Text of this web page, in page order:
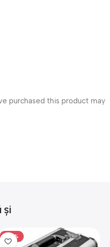
purchased this product may
și
-50%